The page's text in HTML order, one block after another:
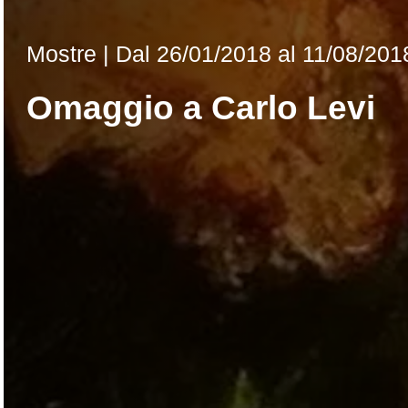
Mostre | Dal 26/01/2018 al 11/08/
Omaggio a Carlo Levi